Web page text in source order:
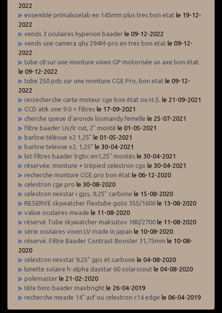
2022
ensemble primalucelab en 145mm plus tres bon etat le 19-12-
2022
vends 3 oculaires hyperion baader le 09-12-2022
vends une camera qhy 294M-pro en tres bon etat le 09-12-
2022
tube c8 sur une monture vixen GP motorisée un axe bon état
le 09-12-2022
tube 250 pds sur une monture CGE Pro, bon etat le 09-12-
2022
recrecherche carte moteur cge bon état ou H.S. le 21-09-2021
CCD atik one 9.0 + filtres le 17-09-2021
cherche queue d'aronde losmandy femelle le 25-07-2021
filtre baader Uv/Ir cut, 2" monté le 01-05-2021
barlow télévue x2 1,25" le 01-05-2021
barlow televue x2, 1,25" le 30-04-2021
lot filtres baader lrgbc en1,25" montés le 30-04-2021
réservée. monture + trépied celestron cgx le 30-04-2021
recherche monture CGE pro bon état le 06-12-2020
celestron cge pro le 30-08-2020
celestron nexstar i gps, 9,25" carbone le 15-08-2020
RESERVE skywatcher flextube goto 355/1600 le 13-08-2020
valise oculaires meade le 11-08-2020
réservé Tube skywatcher maksutov 180/2700 le 11-08-2020
série oculaires vixen LV made in japan le 10-08-2020
réservé. Filtre Baader Contrast Booster 31,75mm le 10-08-
2020
celestron nexstar 9,25" gps et carbone le 04-08-2020
lunette solaire h-alpha daystar 60 solarscout le 04-08-2020
polemaster le 21-02-2020
tête bino baader maxbright le 26-04-2019
recherche meade 14" acf ou celestron c14 edge le 06-04-2019